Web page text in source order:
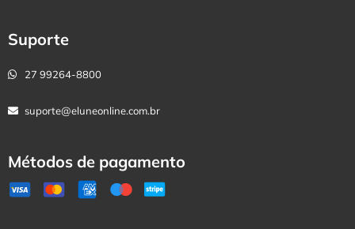
Suporte
27 99264-8800
suporte@eluneonline.com.br
Métodos de pagamento